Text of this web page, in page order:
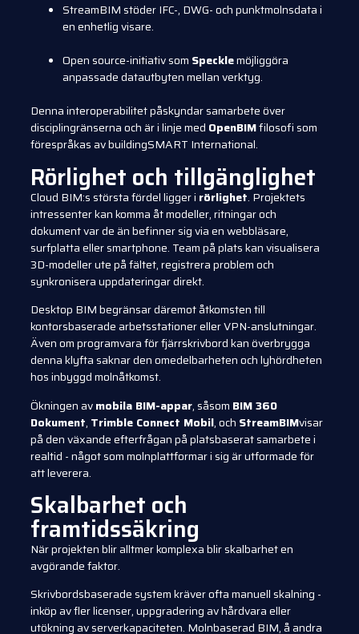
StreamBIM stöder IFC-, DWG- och punktmolnsdata i
en enhetlig visare.
Open source-initiativ som Specklemöjliggöra
anpassade datautbyten mellan verktyg.
Denna interoperabilitet påskyndar samarbete över
disciplingränserna och är i linje med OpenBIMfilosofi som
förespråkas av buildingSMART International.
Rörlighet och tillgänglighet
Cloud BIM:s största fördel ligger i rörlighet. Projektets
intressenter kan komma åt modeller, ritningar och
dokument var de än befinner sig via en webbläsare,
surfplatta eller smartphone. Team på plats kan visualisera
3D-modeller ute på fältet, registrera problem och
synkronisera uppdateringar direkt.
Desktop BIM begränsar däremot åtkomsten till
kontorsbaserade arbetsstationer eller VPN-anslutningar.
Även om programvara för fjärrskrivbord kan överbrygga
denna klyfta saknar den omedelbarheten och lyhördheten
hos inbyggd molnåtkomst.
Ökningen avmobila BIM-appar, såsom BIM 360
Dokument, Trimble Connect Mobil, och StreamBIMvisar
på den växande efterfrågan på platsbaserat samarbete i
realtid - något som molnplattformar i sig är utformade för
att leverera.
Skalbarhet och
framtidssäkring
När projekten blir alltmer komplexa blir skalbarhet en
avgörande faktor.
Skrivbordsbaserade system kräver ofta manuell skalning -
inköp av fler licenser, uppgradering av hårdvara eller
utökning av serverkapaciteten. Molnbaserad BIM, å andra